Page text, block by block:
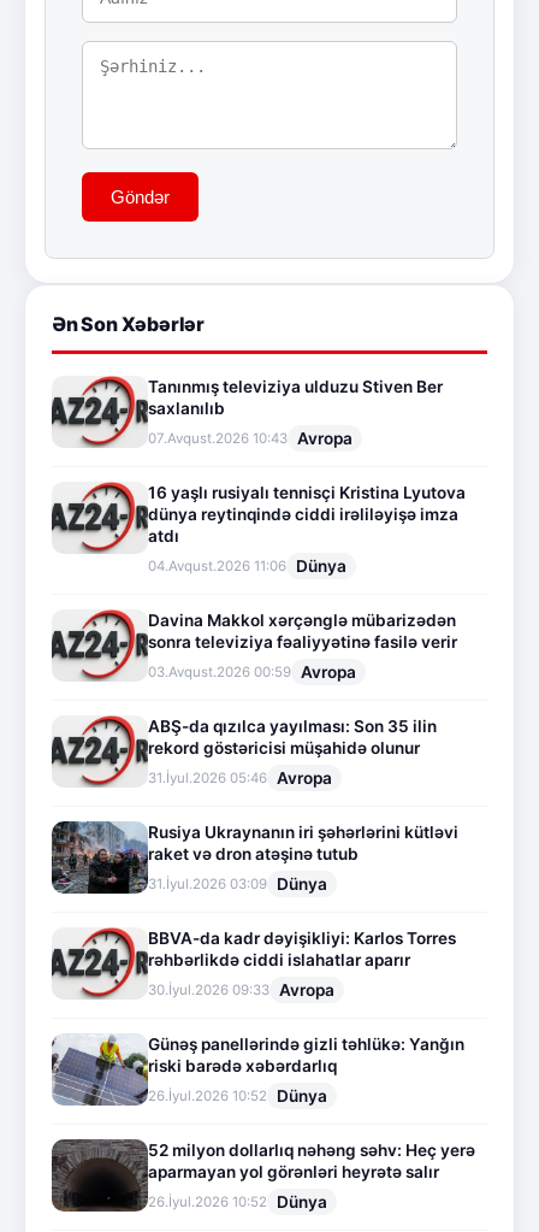
Göndər
Ən Son Xəbərlər
Tanınmış televiziya ulduzu Stiven Ber
saxlanılıb
07.Avqust.2026 10:43 Avropa
16 yaşlı rusiyalı tennisçi Kristina Lyutova
dünya reytinqində ciddi irəliləyişə imza
atdı
04.Avqust.2026 11:06 Dünya
Davina Makkol xərçənglə mübarizədən
sonra televiziya fəaliyyətinə fasilə verir
03.Avqust.2026 00:59 Avropa
ABŞ-da qızılca yayılması: Son 35 ilin
rekord göstəricisi müşahidə olunur
31.İyul.2026 05:46 Avropa
Rusiya Ukraynanın iri şəhərlərini kütləvi
raket və dron atəşinə tutub
31.İyul.2026 03:09 Dünya
BBVA-da kadr dəyişikliyi: Karlos Torres
rəhbərlikdə ciddi islahatlar aparır
30.İyul.2026 09:33 Avropa
Günəş panellərində gizli təhlükə: Yanğın
riski barədə xəbərdarlıq
26.İyul.2026 10:52 Dünya
52 milyon dollarlıq nəhəng səhv: Heç yerə
aparmayan yol görənləri heyrətə salır
26.İyul.2026 10:52 Dünya